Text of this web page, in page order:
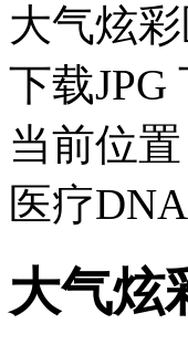
大气炫
下载JPG
当前位置
医疗
大气炫